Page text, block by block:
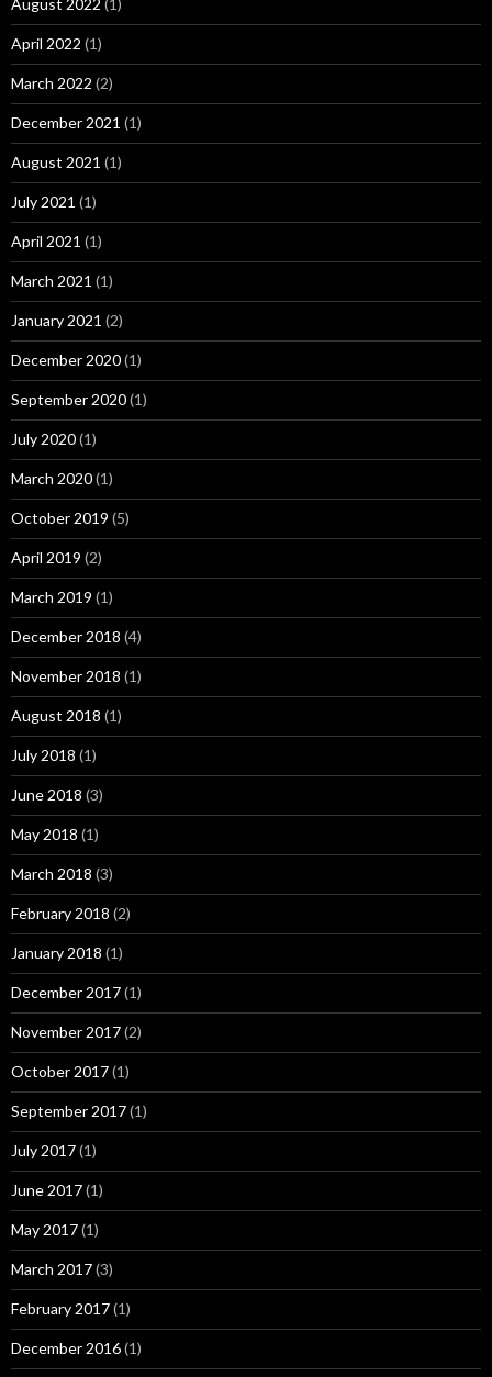
August 2022 (1)
April 2022 (1)
March 2022 (2)
December 2021 (1)
August 2021 (1)
July 2021 (1)
April 2021 (1)
March 2021 (1)
January 2021 (2)
December 2020(1)
September 2020(1)
July 2020(1)
March 2020(1)
October 2019 (5)
April 2019 (2)
March 2019 (1)
December 2018 (4)
November 2018 (1)
August 2018 (1)
July 2018 (1)
June 2018 (3)
May 2018 (1)
March 2018 (3)
February 2018 (2)
January 2018 (1)
December 2017(1)
November 2017(2)
October 2017(1)
September 2017(1)
July 2017(1)
June 2017(1)
May 2017(1)
March 2017(3)
February 2017(1)
December 2016(1)